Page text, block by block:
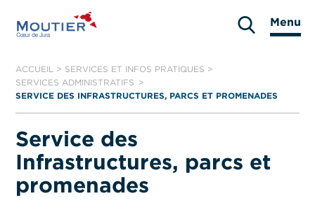
Moutier
Menu
ACCUEIL > SERVICES ET INFOS PRATIQUES >
SERVICES ADMINISTRATIFS
SERVICE DES INFRASTRUCTURES, PARCS ET PROMENADES
Service des
Infrastructures, parcs et
promenades